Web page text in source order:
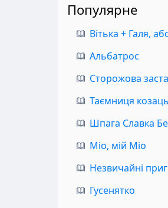
Популярне
Вітька + Галя,
Альбатрос
Сторожова
Таємниця
Шпага Славка
Міо, мій Міо
Незвичайні
Гусенятко